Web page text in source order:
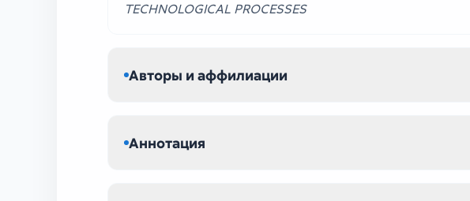
TECHNOLOGICAL PROCESSES
Авторы и аффилиации
Аннотация